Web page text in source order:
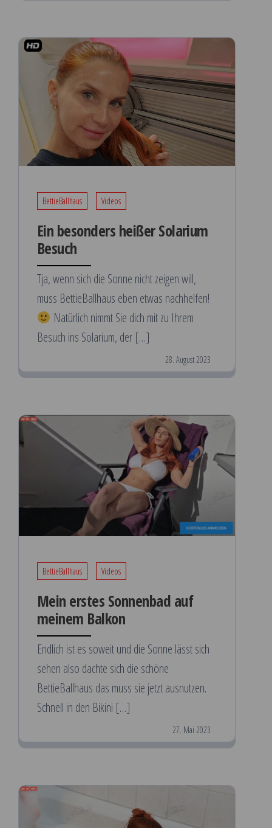
BettieBallhaus Videos
Ein besonders heißer Solarium
Besuch
Tja, wenn sich die Sonne nicht zeigen will,
muss BettieBallhaus eben etwas nachhelfen!
Natürlich nimmt Sie dich mit zu Ihrem
Besuch ins Solarium, der […]
28. August 2023
BettieBallhaus Videos
Mein erstes Sonnenbad auf
meinem Balkon
Endlich ist es soweit und die Sonne lässt sich
sehen also dachte sich die schöne
BettieBallhaus das muss sie jetzt ausnutzen.
Schnell in den Bikini […]
27. Mai 2023